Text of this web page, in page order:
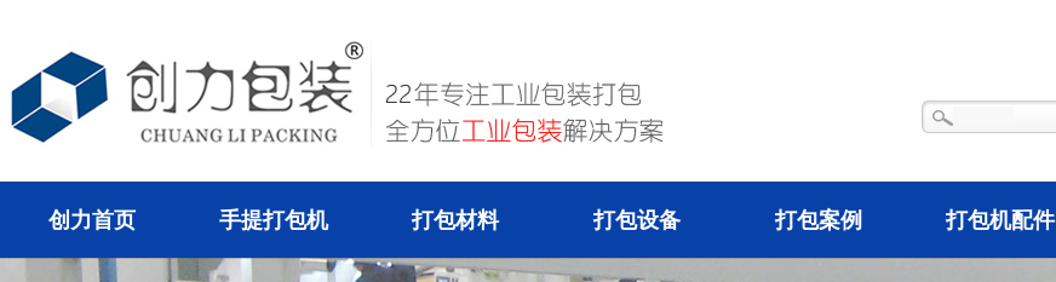
创力首页 手提打包机 打包材料 打包设备 打包案例 打包机配件